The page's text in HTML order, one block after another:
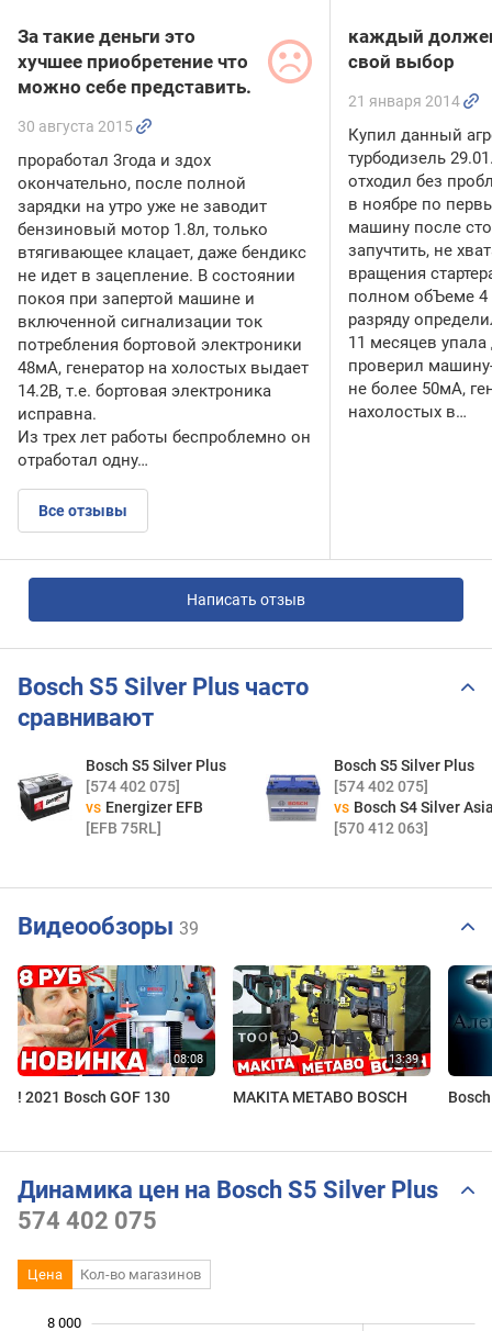
За такие деньги это
хучшее приобретение что
можно себе представить.
30 августа 2015
проработал 3года и здох
окончательно, после полной
зарядки на утро уже не заводит
бензиновый мотор 1.8л, только
втягивающее клацает, даже бендикс
не идет в зацепление. В состоянии
покоя при запертой машине и
включенной сигнализации ток
потребления бортовой электроники
48мА, генератор на холостых выдает
14.2В, т.е. бортовая электроника
исправна.
Из трех лет работы беспроблемно он
отработал одну…
Все отзывы
каждый
свой выбор
21 января 2014
Купил данный
турбодизель
отходил без
в ноябре по
машину после
запучтить, не
вращения
полном обЪеме 4
разряду
11 месяцев
проверил
не более 50мА,
нахолостых в…
Написать отзыв
Bosch S5 Silver Plus часто
сравнивают
Bosch S5 Silver Plus
[574 402 075]
vs Energizer EFB
[EFB 75RL]
Bosch S5 Silver Plus
[574 402 075]
vs Bosch S4 Silver
[570 412 063]
Видеообзоры 39
! 2021 Bosch GOF 130 MAKITA METABO BOSCH
Динамика цен на Bosch S5 Silver Plus
574 402 075
Цена Кол-во магазинов
8 000